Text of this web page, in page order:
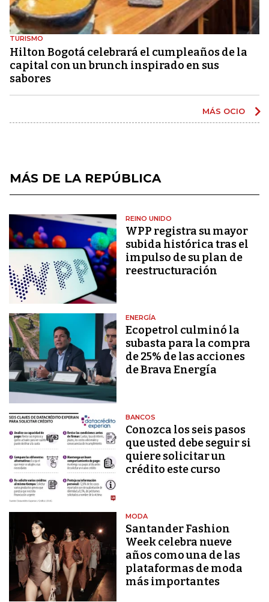
TURISMO
Hilton Bogotá celebrará el cumpleaños de la
capital con un brunch inspirado en sus
sabores
MÁS OCIO
MÁS DE LA REPÚBLICA
REINO UNIDO
WPP registra su mayor
subida histórica tras el
impulso de su plan de
reestructuración
ENERGÍA
Ecopetrol culminó la
subasta para la compra
de 25% de las acciones
de Brava Energía
BANCOS
Conozca los seis pasos
que usted debe seguir si
quiere solicitar un
crédito este curso
MODA
Santander Fashion
Week celebra nueve
años como una de las
plataformas de moda
más importantes